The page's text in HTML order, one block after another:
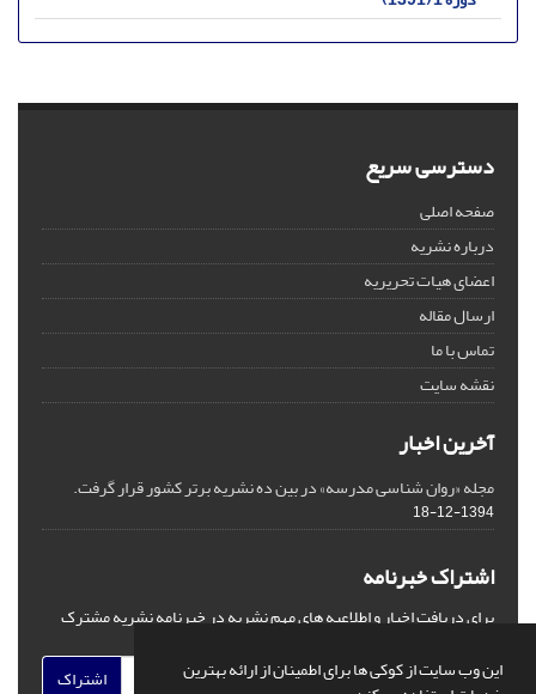
این وب سایت از کوکی ها برای اطمینان از ارائه بهترین
دسترسی سریع
صفحه اصلی
درباره نشریه
اعضای هیات تحریریه
ارسال مقاله
تماس با ما
نقشه سایت
آخرین اخبار
مجله «روان شناسی مدرسه» در بین ده نشریه برتر کشور قرار گرفت.
1394-12-18
اشتراک خبرنامه
برای دریافت اخبار و اطلاعیه های مهم نشریه در خبرنامه نشریه مشترک
اشتراک